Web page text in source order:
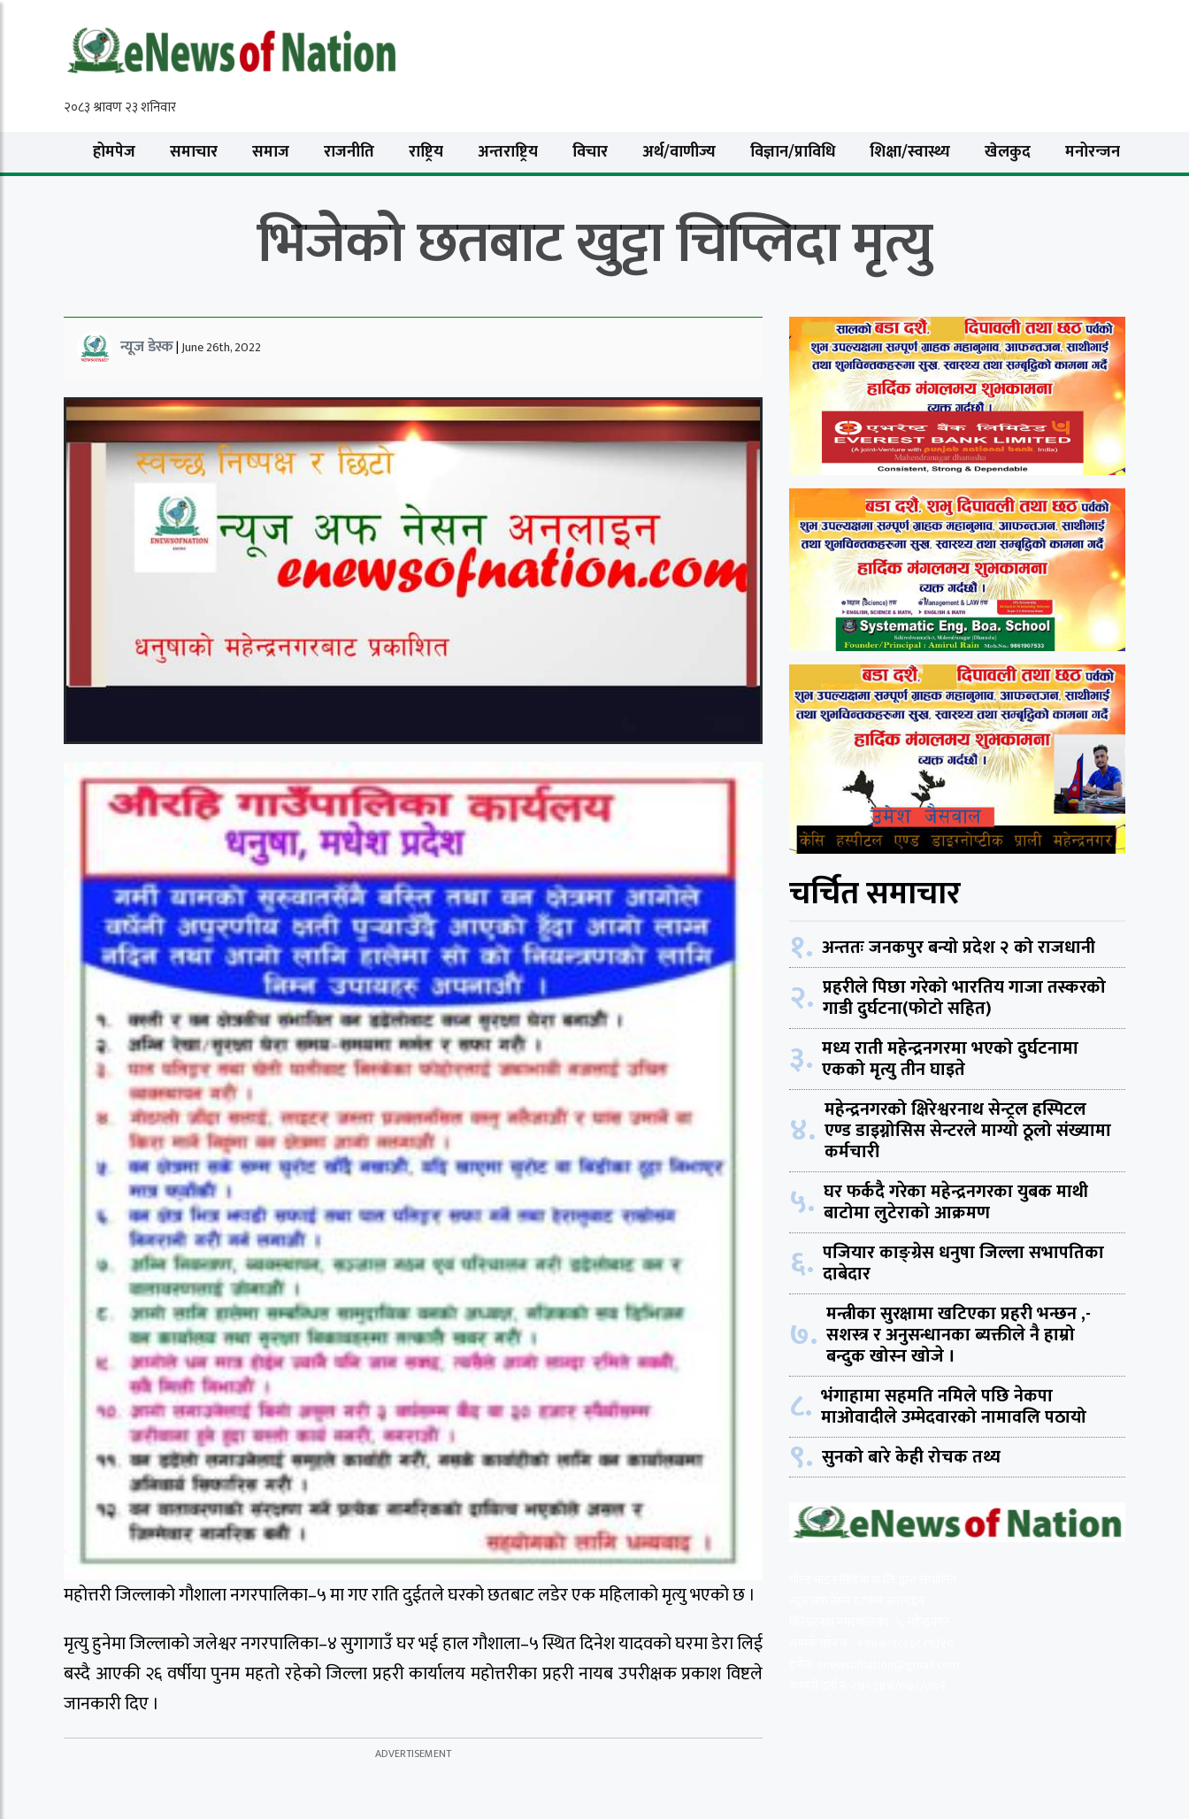
होमपेज समाचार समाज राजनीति राष्ट्रिय अन्तराष्ट्रिय विचार अर्थ/वाणीज्य विज्ञान/प्राविधि शिक्षा/स्वास्थ्य खेलकुद मनोरन्जन
भिजेको छतबाट खुट्टा चिप्लिदा मृत्यु
न्यूज डेस्क|June 26th, 2022
महोत्तरी जिल्लाको गौशाला नगरपालिका–५ मा गए राति दुईतले घरको छतबाट लडेर एक महिलाको मृत्यु भएको छ ।
मृत्यु हुनेमा जिल्लाको जलेश्वर नगरपालिका–४ सुगागाउँ घर भई हाल गौशाला–५ स्थित दिनेश यादवको घरमा डेरा लिई
बस्दै आएकी २६ वर्षीया पुनम महतो रहेको जिल्ला प्रहरी कार्यालय महोत्तरीका प्रहरी नायब उपरीक्षक प्रकाश विष्टले
जानकारी दिए ।
चर्चित समाचार
१. अन्ततः जनकपुर बन्यो प्रदेश २ को राजधानी
२. प्रहरीले पिछा गरेको भारतिय गाजा तस्करको
गाडी दुर्घटना(फोटो सहित)
३. मध्य राती महेन्द्रनगरमा भएको दुर्घटनामा
एकको मृत्यु तीन घाइते
४. महेन्द्रनगरको क्षिरेश्वरनाथ सेन्ट्रल हस्पिटल
एण्ड डाइग्नोसिस सेन्टरले माग्यो ठूलो संख्यामा
कर्मचारी
५. घर फर्कदै गरेका महेन्द्रनगरका युबक माथी
बाटोमा लुटेराको आक्रमण
६. पजियार काङ्ग्रेस धनुषा जिल्ला सभापतिका
दाबेदार
७. मन्त्रीका सुरक्षामा खटिएका प्रहरी भन्छन ,-
सशस्त्र र अनुसन्धानका ब्यक्तीले नै हाम्रो
बन्दुक खोस्न खोजे ।
८. भंगाहामा सहमति नमिले पछि नेकपा
माओवादीले उम्मेदवारको नामावलि पठायो
९. सुनको बारे केही रोचक तथ्य